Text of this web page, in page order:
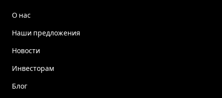
О нас
Наши предложения
Новости
Инвесторам
Блог